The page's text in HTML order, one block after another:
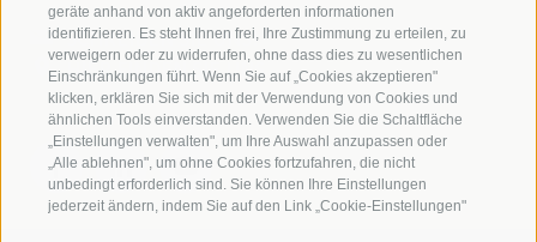
geräte anhand von aktiv angeforderten informationen
identifizieren. Es steht Ihnen frei, Ihre Zustimmung zu erteilen, zu
verweigern oder zu widerrufen, ohne dass dies zu wesentlichen
Einschränkungen führt. Wenn Sie auf „Cookies akzeptieren"
klicken, erklären Sie sich mit der Verwendung von Cookies und
ähnlichen Tools einverstanden. Verwenden Sie die Schaltfläche
„Einstellungen verwalten", um Ihre Auswahl anzupassen oder
„Alle ablehnen", um ohne Cookies fortzufahren, die nicht
unbedingt erforderlich sind. Sie können Ihre Einstellungen
jederzeit ändern, indem Sie auf den Link „Cookie-Einstellungen"
SCHREIBEN SIE UNS!
HIER FINDEN SIE UNS